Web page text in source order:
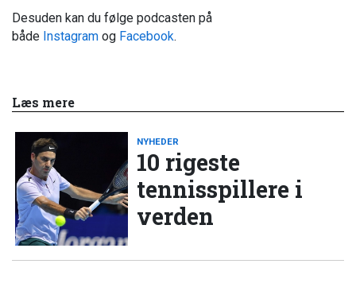
Desuden kan du følge podcasten på
både Instagram og Facebook.
Læs mere
NYHEDER
10 rigeste
tennisspillere i
verden